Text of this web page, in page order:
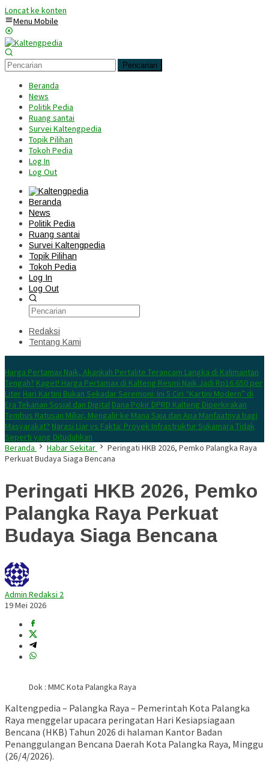
Loncat ke konten
Menu Mobile
Pencarian
Beranda
News
Politik Pedia
Ruang santai
Survei Kaltengpedia
Topik Pilihan
Tokoh Pedia
Log In
Log Out
Beranda
News
Politik Pedia
Ruang santai
Survei Kaltengpedia
Topik Pilihan
Tokoh Pedia
Log In
Log Out
Redaksi
Tentang Kami
Harga Pertamax Naik, Akankah Pertalite Terancam Langka di Kalimantan
Tengah? Kaget! Harga Pertamax di Kalteng Resmi Naik Jadi Rp16.650 per
Liter Hari Kartini Bukan Sekadar Seremoni: Ini 5 Ciri “Kartini Modern” di
Era Tekanan Sosial dan Digital Dana Pokir DPRD Kalteng Diperkirakan
Tembus Ratusan Miliar, Mengalir ke Mana Saja dan Apa Manfaatnya bagi
Masyarakat? Narasi Liar vs Fakta: Proyek Infrastruktur Sukamara Tidak
Seperti yang Dituduhkan
Beranda
Habar Sekitar
Peringati HKB 2026, Pemko Palangka Raya
Perkuat Budaya Siaga Bencana
Peringati HKB 2026, Pemko
Palangka Raya Perkuat
Budaya Siaga Bencana
Admin Redaksi 2
19 Mei 2026
Dok : MMC Kota Palangka Raya
Kaltengpedia – Palangka Raya – Pemerintah Kota Palangka
Raya menggelar upacara peringatan Hari Kesiapsiagaan
Bencana (HKB) Tahun 2026 di halaman Kantor Badan
Penanggulangan Bencana Daerah Kota Palangka Raya, Minggu
(26/4/2026).